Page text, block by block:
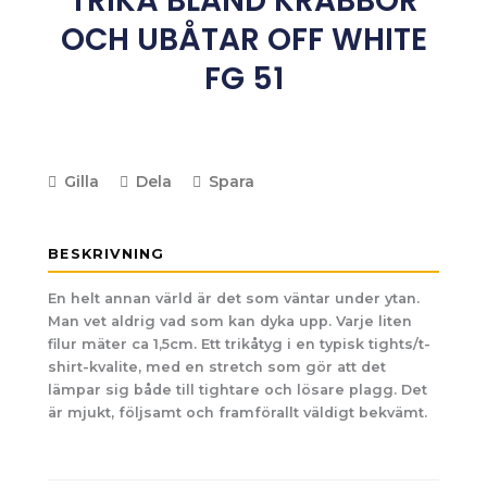
OCH UBÅTAR OFF WHITE
FG 51
Gilla Dela Spara
BESKRIVNING
En helt annan värld är det som väntar under ytan.
Man vet aldrig vad som kan dyka upp. Varje liten
filur mäter ca 1,5cm. Ett trikåtyg i en typisk tights/t-
shirt-kvalite, med en stretch som gör att det
lämpar sig både till tightare och lösare plagg. Det
är mjukt, följsamt och framförallt väldigt bekvämt.